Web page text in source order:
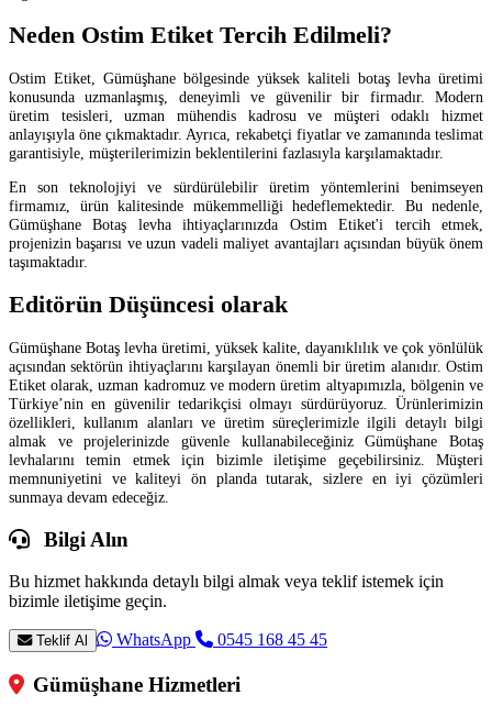
Neden Ostim Etiket Tercih Edilmeli?
Ostim Etiket, Gümüşhane bölgesinde yüksek kaliteli botaş levha üretimi
konusunda uzmanlaşmış, deneyimli ve güvenilir bir firmadır. Modern
üretim tesisleri, uzman mühendis kadrosu ve müşteri odaklı hizmet
anlayışıyla öne çıkmaktadır. Ayrıca, rekabetçi fiyatlar ve zamanında teslimat
garantisiyle, müşterilerimizin beklentilerini fazlasıyla karşılamaktadır.
En son teknolojiyi ve sürdürülebilir üretim yöntemlerini benimseyen
firmamız, ürün kalitesinde mükemmelliği hedeflemektedir. Bu nedenle,
Gümüşhane Botaş levha ihtiyaçlarınızda Ostim Etiket'i tercih etmek,
projenizin başarısı ve uzun vadeli maliyet avantajları açısından büyük önem
taşımaktadır.
Editörün Düşüncesi olarak
Gümüşhane Botaş levha üretimi, yüksek kalite, dayanıklılık ve çok yönlülük
açısından sektörün ihtiyaçlarını karşılayan önemli bir üretim alanıdır. Ostim
Etiket olarak, uzman kadromuz ve modern üretim altyapımızla, bölgenin ve
Türkiye’nin en güvenilir tedarikçisi olmayı sürdürüyoruz. Ürünlerimizin
özellikleri, kullanım alanları ve üretim süreçlerimizle ilgili detaylı bilgi
almak ve projelerinizde güvenle kullanabileceğiniz Gümüşhane Botaş
levhalarını temin etmek için bizimle iletişime geçebilirsiniz. Müşteri
memnuniyetini ve kaliteyi ön planda tutarak, sizlere en iyi çözümleri
sunmaya devam edeceğiz.
Bilgi Alın
Bu hizmet hakkında detaylı bilgi almak veya teklif istemek için
bizimle iletişime geçin.
Teklif Al WhatsApp 0545 168 45 45
Gümüşhane Hizmetleri